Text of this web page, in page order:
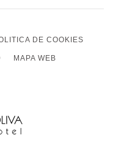
DE COOKIES
MAPA WEB